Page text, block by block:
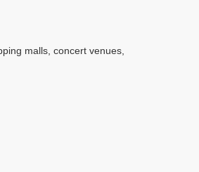
malls, concert venues,